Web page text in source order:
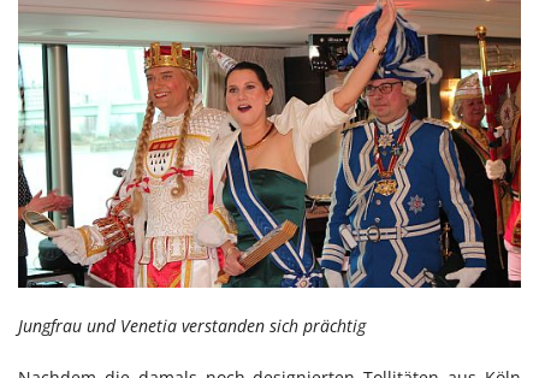
Jungfrau und Venetia verstanden sich prächtig